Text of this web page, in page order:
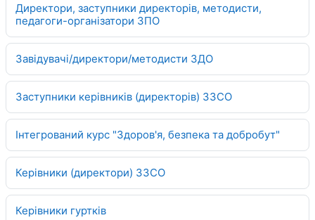
Директори, заступники директорів, методисти,
педагоги-організатори ЗПО
Завідувачі/директори/методисти ЗДО
Заступники керівників (директорів) ЗЗСО
Інтегрований курс "Здоров'я, безпека та добробут"
Керівники (директори) ЗЗСО
Керівники гуртків